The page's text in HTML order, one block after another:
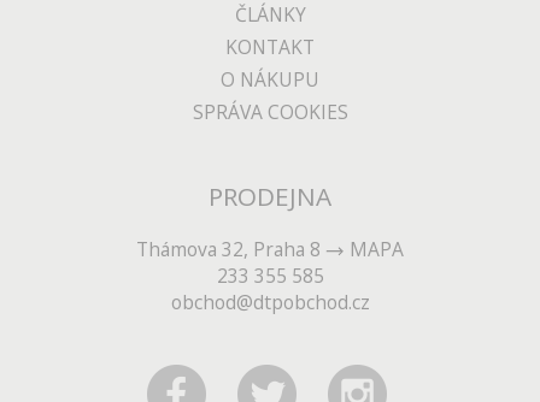
ČLÁNKY
KONTAKT
O NÁKUPU
SPRÁVA COOKIES
PRODEJNA
Thámova 32, Praha 8
MAPA
233 355 585
obchod@dtpobchod.cz